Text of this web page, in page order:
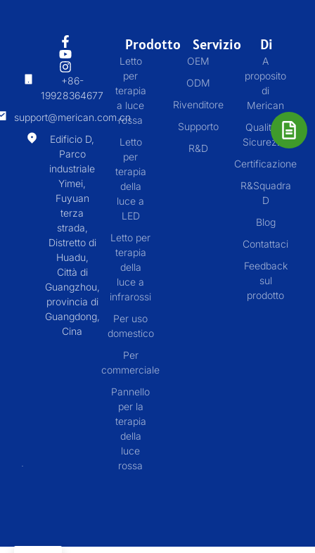
+86-
19928364677
support@merican.com.cn
Edificio D,
Parco
industriale
Yimei,
Fuyuan
terza
strada,
Distretto di
Huadu,
Città di
Guangzhou,
provincia di
Guangdong,
Cina
Prodotto
Letto
per
terapia
a luce
rossa
Letto
per
terapia
della
luce a
LED
Letto per
terapia
della
luce a
infrarossi
Per uso
domestico
Per
commerciale
Pannello
per la
terapia
della
luce
rossa
Servizio
OEM
ODM
Rivenditore
Supporto
R&D
Di
A
proposito
di
Merican
Qualità &
Sicurezza
Certificazione
R&Squadra
D
Blog
Contattaci
Feedback
sul
prodotto